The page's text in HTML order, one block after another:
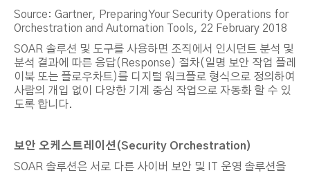
Source: Gartner, Preparing Your Security Operations for
Orchestration and Automation Tools, 22 February 2018
SOAR 솔루션 및 도구를 사용하면 조직에서 인시던트 분석 및
분석 결과에 따른 응답(Response) 절차(일명 보안 작업 플레
이북 또는 플로우차트)를 디지털 워크플로 형식으로 정의하여
사람의 개입 없이 다양한 기계 중심 작업으로 자동화 할 수 있
도록 합니다.
보안 오케스트레이션 (Security Orchestration)
SOAR 솔루션은 서로 다른 사이버 보안 및 IT 운영 솔루션을